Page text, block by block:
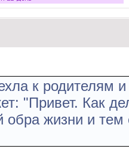
к родителям
"Привет. Как
обра жизни и